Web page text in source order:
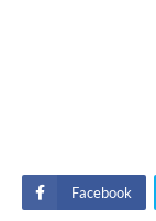
Facebook